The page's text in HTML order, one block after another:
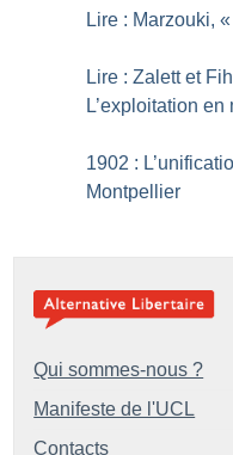
Lire : Marzouki, «
Lire : Zalett et
L’exploitation
1902 :
Montpellier
Qui sommes-nous ?
Manifeste de l'UCL
Contacts